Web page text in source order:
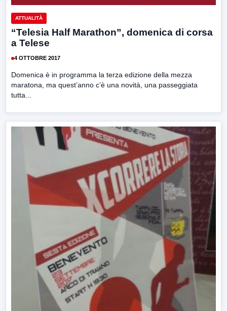
ATTUALITÀ
“Telesia Half Marathon”, domenica di corsa
a Telese
4 OTTOBRE 2017
Domenica è in programma la terza edizione della mezza
maratona, ma quest’anno c’è una novità, una passeggiata
tutta...